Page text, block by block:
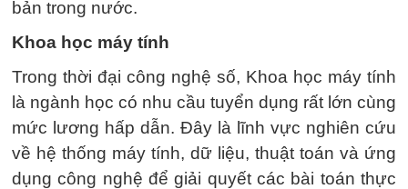
bản trong nước.
Khoa học máy tính
Trong thời đại công nghệ số, Khoa học máy tính
là ngành học có nhu cầu tuyển dụng rất lớn cùng
mức lương hấp dẫn. Đây là lĩnh vực nghiên cứu
về hệ thống máy tính, dữ liệu, thuật toán và ứng
dụng công nghệ để giải quyết các bài toán thực